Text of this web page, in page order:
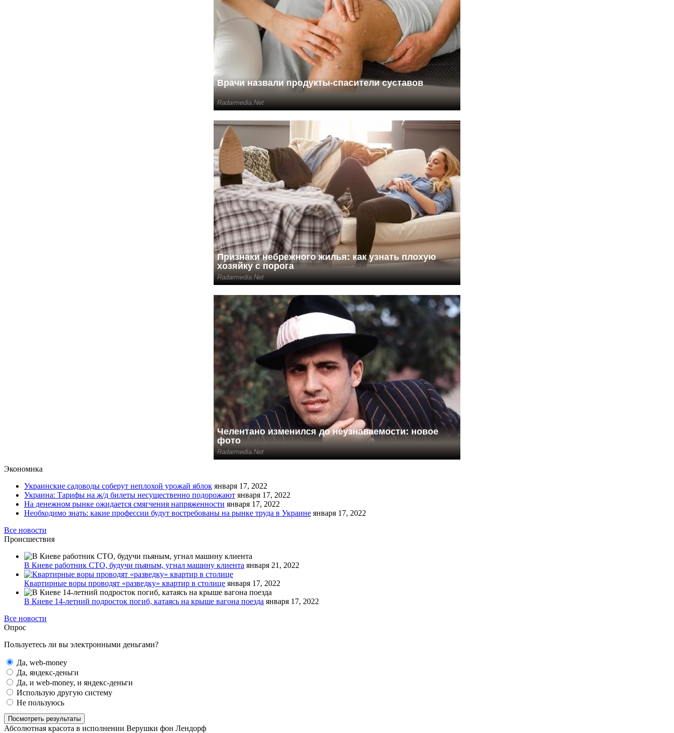
Экономика
Украинские садоводы соберут неплохой урожай яблок января 17, 2022
Украина: Тарифы на ж/д билеты несущественно подорожают января 17, 2022
На денежном рынке ожидается смягчения напряженности января 17, 2022
Необходимо знать: какие профессии будут востребованы на рынке труда в Украине января 17, 2022
Все новости
Происшествия
В Киеве работник СТО, будучи пьяным, угнал машину клиента января 21, 2022
Квартирные воры проводят «разведку» квартир в столице января 17, 2022
В Киеве 14-летний подросток погиб, катаясь на крыше вагона поезда января 17, 2022
Все новости
Опрос
Пользуетесь ли вы электронными деньгами?
Да, web-money
Да, яндекс-деньги
Да, и web-money, и яндекс-деньги
Использую другую систему
Не пользуюсь
Посмотреть результаты
Абсолютная красота в исполнении Верушки фон Лендорф